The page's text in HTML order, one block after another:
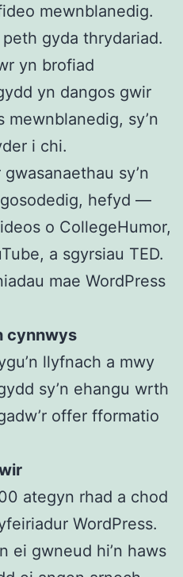
mewnblanedig.
gyda thrydariad.
yn brofiad
yn dangos gwir
mewnblanedig, sy’n
i chi.
sy’n
hefyd —
o CollegeHumor,
a sgyrsiau TED.
mae WordPress
cynnwys
llyfnach a mwy
sy’n ehangu wrth
offer fformatio
ategyn rhad a chod
WordPress.
ei gwneud hi’n haws